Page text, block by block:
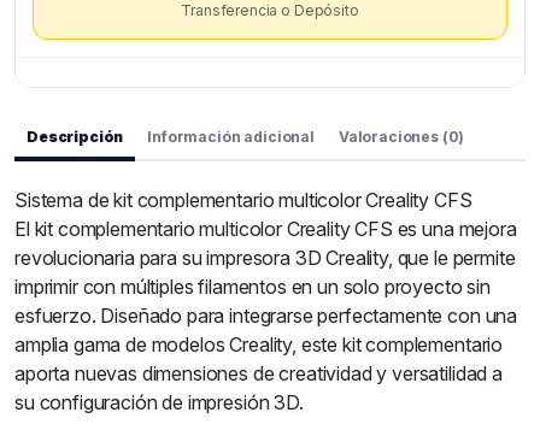
Transferencia o Depósito
Descripción Información adicional Valoraciones (0)
Sistema de kit complementario multicolor Creality CFS
El kit complementario multicolor Creality CFS es una mejora
revolucionaria para su impresora 3D Creality, que le permite
imprimir con múltiples filamentos en un solo proyecto sin
esfuerzo. Diseñado para integrarse perfectamente con una
amplia gama de modelos Creality, este kit complementario
aporta nuevas dimensiones de creatividad y versatilidad a
su configuración de impresión 3D.